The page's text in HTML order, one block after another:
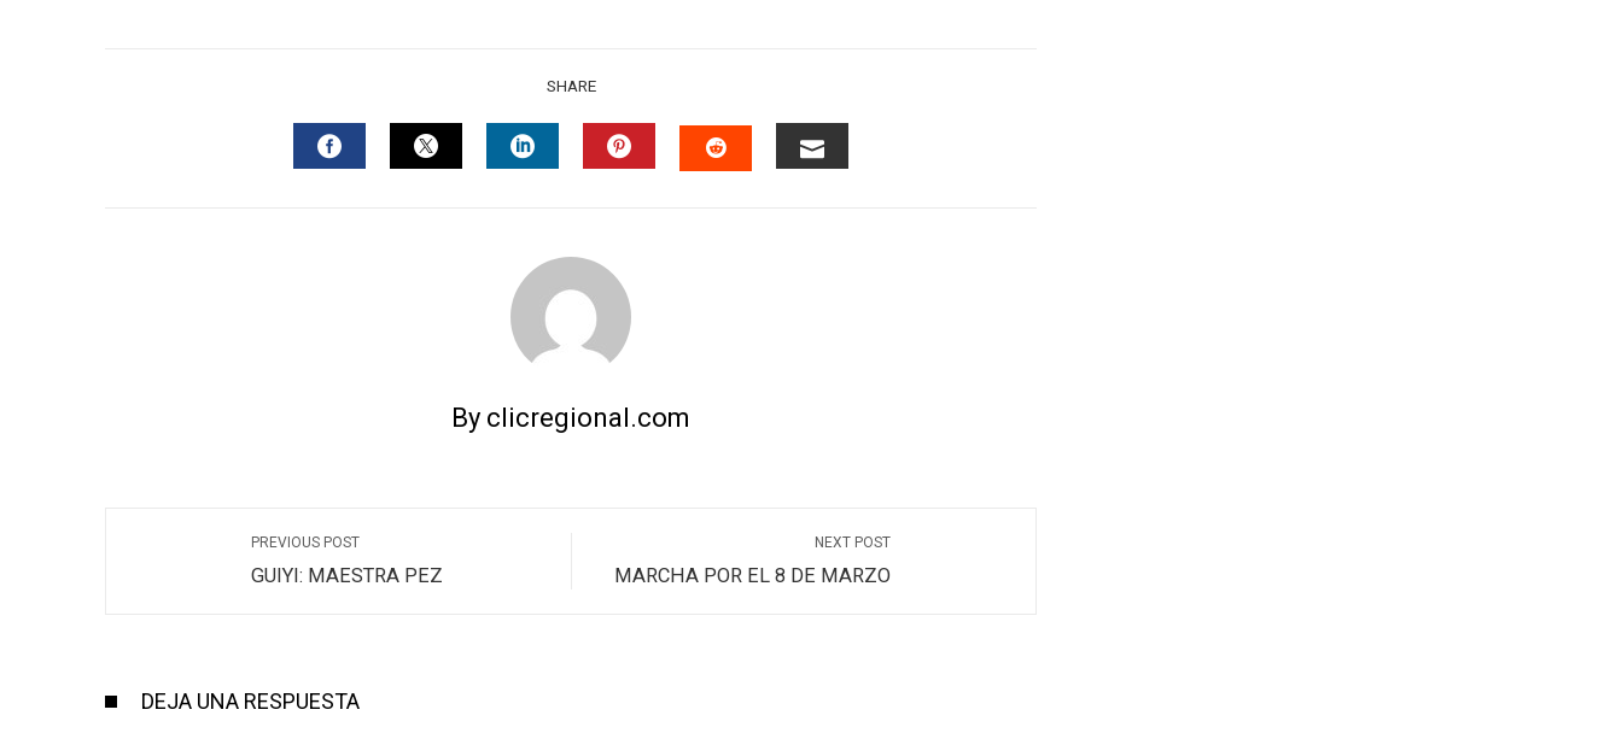
SHARE
By clicregional.com
PREVIOUS POST
GUIYI: MAESTRA PEZ
NEXT POST
MARCHA POR EL 8 DE MARZO
DEJA UNA RESPUESTA